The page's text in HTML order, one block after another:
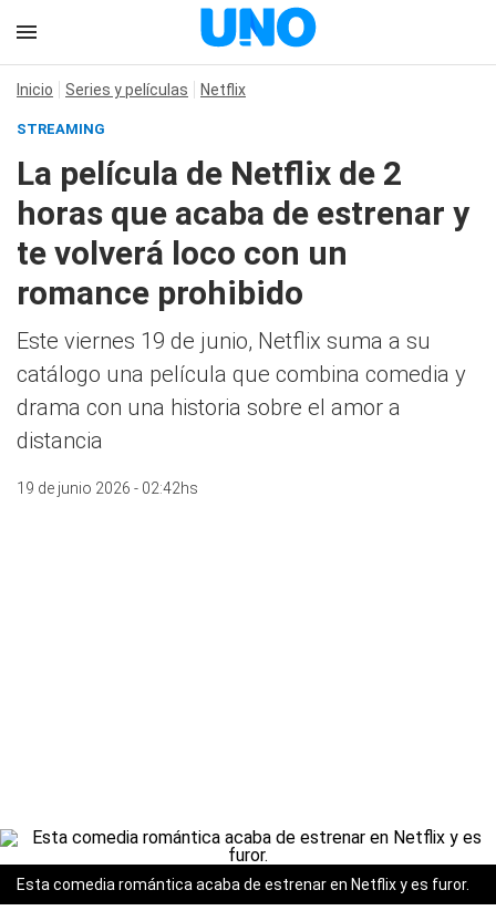
Inicio Series y películas Netflix
STREAMING
La película de Netflix de 2
horas que acaba de estrenar y
te volverá loco con un
romance prohibido
Este viernes 19 de junio, Netflix suma a su
catálogo una película que combina comedia y
drama con una historia sobre el amor a
distancia
19 de junio 2026 - 02:42hs
Esta comedia romántica acaba de estrenar en Netflix y es furor.